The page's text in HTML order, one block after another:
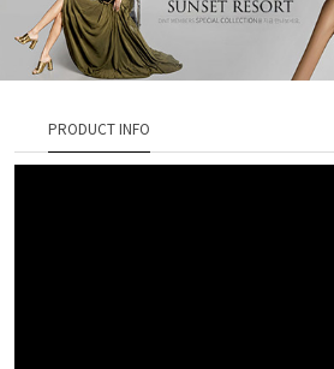
PRODUCT INFO